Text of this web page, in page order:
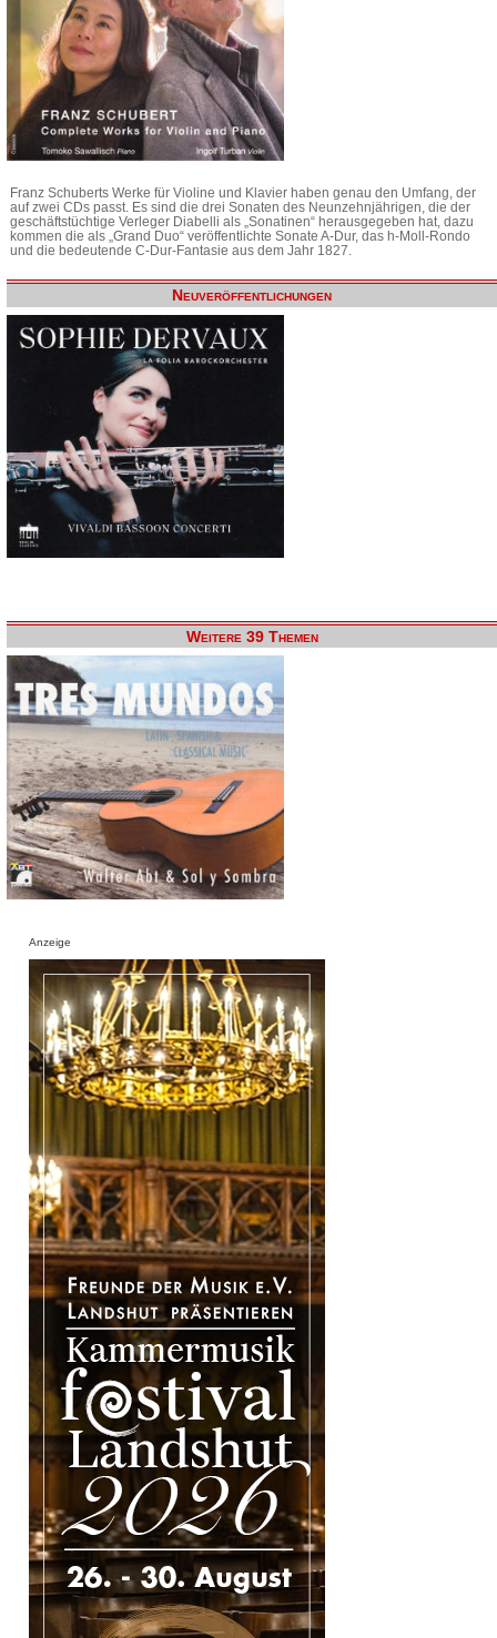
Franz Schuberts Werke für Violine und Klavier haben genau den Umfang, der
auf zwei CDs passt. Es sind die drei Sonaten des Neunzehnjährigen, die der
geschäftstüchtige Verleger Diabelli als „Sonatinen“ herausgegeben hat, dazu
kommen die als „Grand Duo“ veröffentlichte Sonate A-Dur, das h-Moll-Rondo
und die bedeutende C-Dur-Fantasie aus dem Jahr 1827.
Neuveröffentlichungen
Weitere 39 Themen
Anzeige